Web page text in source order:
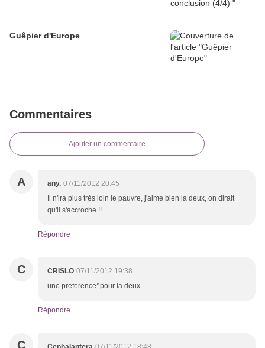
Guêpier d'Europe
Commentaires
Ajouter un commentaire
A any. 07/11/2012 20:45
Il n'ira plus très loin le pauvre, j'aime bien la deux, on dirait
qu'il s'accroche !!
Répondre
C CRISLO 07/11/2012 19:38
une preference^pour la deux
Répondre
C